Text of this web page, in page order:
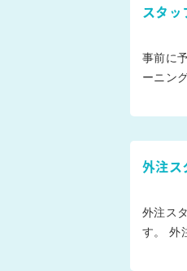
スタッ
事前に
ーニン
外注ス
外注ス
す。 外